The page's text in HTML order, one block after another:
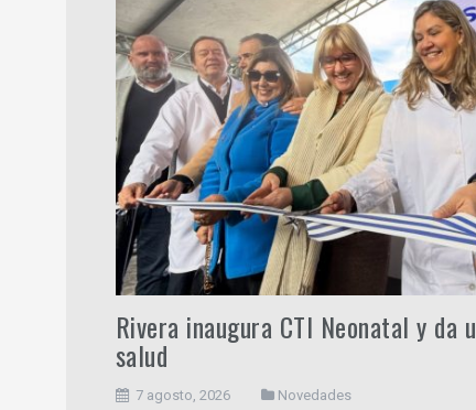
Rivera inaugura CTI Neonatal y da
salud
7 agosto, 2026 Novedades